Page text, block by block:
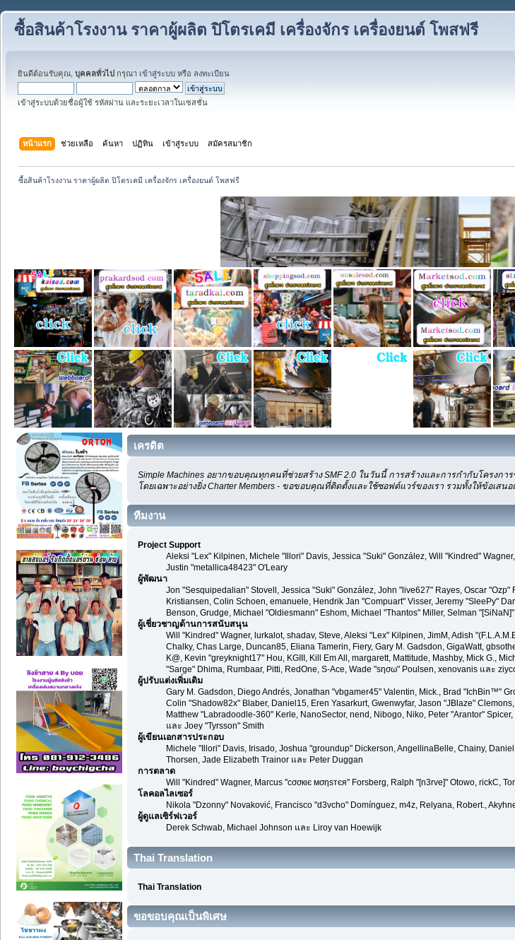
ซื้อสินค้าโรงงาน ราคาผู้ผลิต ปิโตรเคมี เครื่องจักร เครื่องยนต์ โพสฟรี
ยินดีต้อนรับคุณ, บุคคลทั่วไป กรุณา เข้าสู่ระบบ หรือ ลงทะเบียน
เข้าสู่ระบบด้วยชื่อผู้ใช้ รหัสผ่าน และระยะเวลาในเซสชั่น
หน้าแรก ช่วยเหลือ ค้นหา ปฏิทิน เข้าสู่ระบบ สมัครสมาชิก
ซื้อสินค้าโรงงาน ราคาผู้ผลิต ปิโตรเคมี เครื่องจักร เครื่องยนต์ โพสฟรี
เครดิต
Simple Machines อยากขอบคุณทุกคนที่ช่วยสร้าง SMF 2.0 ในวันนี้ การสร้างและการกำกับโครงกา
โดยเฉพาะอย่างยิ่ง Charter Members - ขอขอบคุณที่ติดตั้งและใช้ซอฟต์แวร์ของเรา รวมทั้งให้ข้อเส
ทีมงาน
Project Support
Aleksi "Lex" Kilpinen, Michele "Illori" Davis, Jessica "Suki" González, Will "Kindred"
Justin "metallica48423" O'Leary
ผู้พัฒนา
Jon "Sesquipedalian" Stovell, Jessica "Suki" González, John "live627" Rayes, Oscar
Kristiansen, Colin Schoen, emanuele, Hendrik Jan "Compuart" Visser, Jeremy "SleePy"
Benson, Grudge, Michael "Oldiesmann" Eshom, Michael "Thantos" Miller, Selman
ผู้เชี่ยวชาญด้านการสนับสนุน
Will "Kindred" Wagner, lurkalot, shadav, Steve, Aleksi "Lex" Kilpinen, JimM, Adish
Chalky, Chas Large, Duncan85, Eliana Tamerin, Fiery, Gary M. Gadsdon, GigaWatt,
K@, Kevin "greyknight17" Hou, KGIII, Kill Em All, margarett, Mattitude, Mashby, Mick G.,
"Sarge" Dhima, Rumbaar, Pitti, RedOne, S-Ace, Wade "sησω" Poulsen, xenovanis และ
ผู้ปรับแต่งเพิ่มเติม
Gary M. Gadsdon, Diego Andrés, Jonathan "vbgamer45" Valentin, Mick., Brad "IchBin™"
Colin "Shadow82x" Blaber, Daniel15, Eren Yasarkurt, Gwenwyfar, Jason "JBlaze"
Matthew "Labradoodle-360" Kerle, NanoSector, nend, Nibogo, Niko, Peter "Arantor"
และ Joey "Tyrsson" Smith
ผู้เขียนเอกสารประกอบ
Michele "Illori" Davis, Irisado, Joshua "groundup" Dickerson, AngellinaBelle, Chainy,
Thorsen, Jade Elizabeth Trainor และ Peter Duggan
การตลาด
Will "Kindred" Wagner, Marcus "cσσкιє мσηѕтєя" Forsberg, Ralph "[n3rve]" Otowo, rickC,
โลคอลไลเซอร์
Nikola "Dzonny" Novaković, Francisco "d3vcho" Domínguez, m4z, Relyana, Robert.,
ผู้ดูแลเซิร์ฟเวอร์
Derek Schwab, Michael Johnson และ Liroy van Hoewijk
Thai Translation
Thai Translation
ขอขอบคุณเป็นพิเศษ